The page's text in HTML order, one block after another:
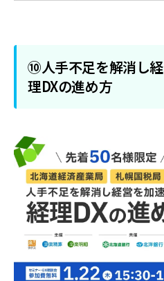
⑩人手不足を解消し
理DXの進め方